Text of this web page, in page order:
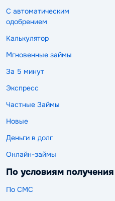
С автоматическим
одобрением
Калькулятор
Мгновенные займы
За 5 минут
Экспресс
Частные Займы
Новые
Деньги в долг
Онлайн-займы
По условиям получения
По СМС